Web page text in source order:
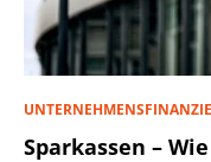
Sparkassen –